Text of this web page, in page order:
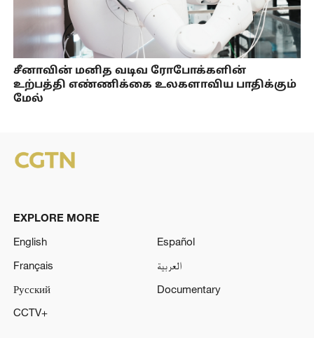
சீனாவின் மனித வடிவ ரோபோக்களின்
உற்பத்தி எண்ணிக்கை உலகளாவிய பாதிக்கும்
மேல்
EXPLORE MORE
English
Español
Français
العربية
Русский
Documentary
CCTV+